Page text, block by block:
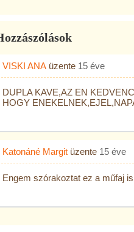
VISKI ANA üzente 15 éve
DUPLA KAVE,AZ EN
HOGY
Katonáné Margit üzente 15 éve
Engem szórakoztat ez a műfaj